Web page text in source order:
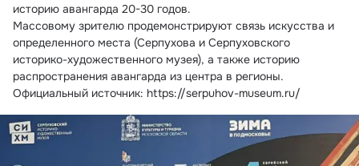
историю авангарда 20-30 годов.
Массовому зрителю продемонстрируют связь искусства и
определенного места (Серпухова и Серпуховского
историко-художественного музея), а также историю
распространения авангарда из центра в регионы.
Официальный источник: https://serpuhov-museum.ru/